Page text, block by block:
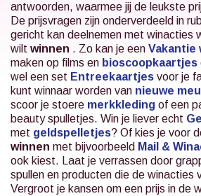
antwoorden, waarmee jij de leukste
De prijsvragen zijn onderverdeeld in
gericht kan deelnemen met winacties
wilt winnen . Zo kan je een Vakantie
maken op films en bioscoopkaartjes
wel een set Entreekaartjes voor je
kunt winnaar worden van nieuwe
scoor je stoere merkkleding of een
beauty spulletjes. Win je liever echt
met geldspelletjes? Of kies je voor
winnen met bijvoorbeeld Mail &
ook kiest. Laat je verrassen door
spullen en producten die de winacties
Vergroot je kansen om een prijs in de